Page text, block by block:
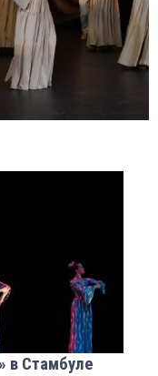
в Стамбуле